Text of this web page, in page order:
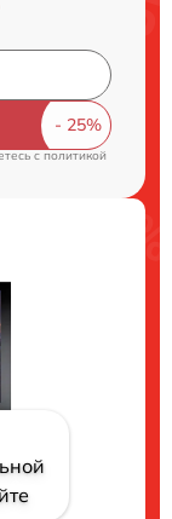
c политикой